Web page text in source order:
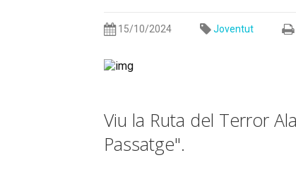
15/10/2024 Joventut
Viu la Ruta del Terror
Passatge".